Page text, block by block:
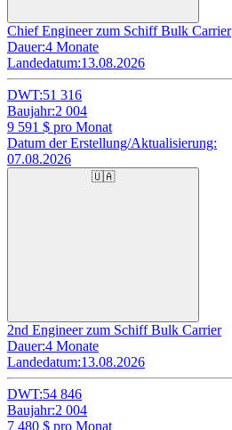
Chief Engineer zum Schiff Bulk Carrier
Dauer:4 Monate
Landedatum:13.08.2026
DWT:51 316
Baujahr:2 004
9 591 $ pro Monat
Datum der Erstellung/Aktualisierung:
07.08.2026
🇺🇦
2nd Engineer zum Schiff Bulk Carrier
Dauer:4 Monate
Landedatum:13.08.2026
DWT:54 846
Baujahr:2 004
7 480 $ pro Monat